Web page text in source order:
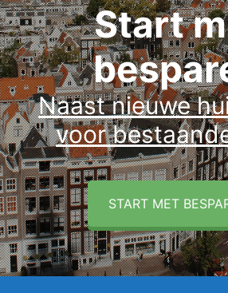
Start
Naast nieuwe
voor
START MET